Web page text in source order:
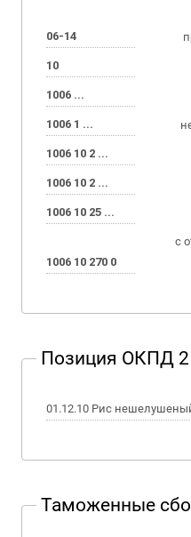
06-14
10
1006 ...
1006 1 ...
1006 10 2 ...
1006 10 2 ...
1006 10 25 ...
1006 10 270 0
с
Позиция ОКПД 2
01.12.10 Рис
Таможенные